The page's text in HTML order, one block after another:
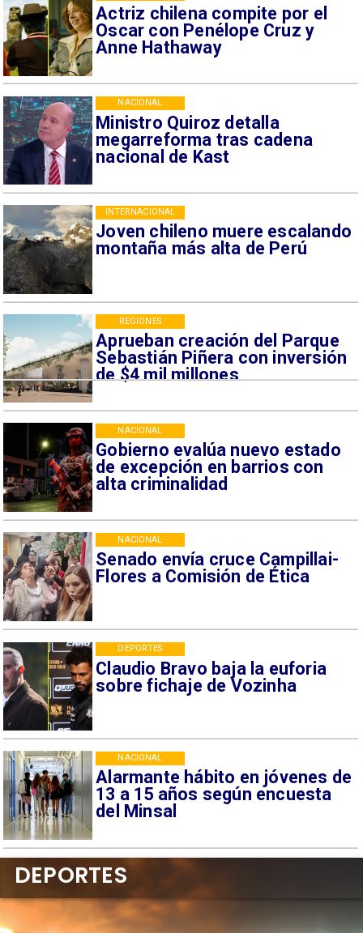
Actriz chilena compite por el
Oscar con Penélope Cruz y
Anne Hathaway
Ministro Quiroz detalla
megarreforma tras cadena
nacional de Kast
NACIONAL
Joven chileno muere escalando
montaña más alta de Perú
INTERNACIONAL
Aprueban creación del Parque
Sebastián Piñera con inversión
de $4 mil millones
REGIONES
Gobierno evalúa nuevo estado
de excepción en barrios con
alta criminalidad
NACIONAL
Senado envía cruce Campillai-
Flores a Comisión de Ética
NACIONAL
Claudio Bravo baja la euforia
sobre fichaje de Vozinha
DEPORTES
Alarmante hábito en jóvenes de
13 a 15 años según encuesta
del Minsal
NACIONAL
DEPORTES